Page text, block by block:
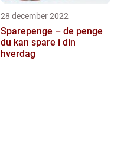
28 december 2022
Sparepenge – de penge
du kan spare i din
hverdag